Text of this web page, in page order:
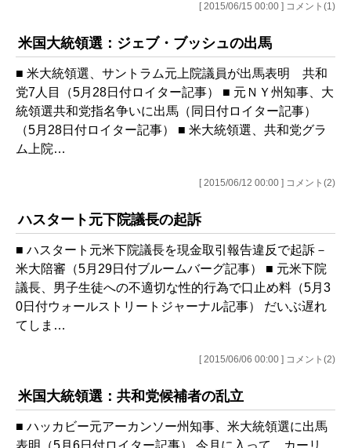
[ 2015/06/15 00:00 ] コメント(1)
米国大統領選：ジェブ・ブッシュの出馬
■ 米大統領選、サントラム元上院議員が出馬表明 共和
党7人目（5月28日付ロイター記事） ■ 元ＮＹ州知事、大
統領選共和党指名争いに出馬（同日付ロイター記事）
（5月28日付ロイター記事） ■ 米大統領選、共和党グラ
ム上院…
[ 2015/06/12 00:00 ] コメント(2)
ハスタート元下院議長の起訴
■ ハスタート元米下院議長を現金取引報告違反で起訴－
米大陪審（5月29日付ブルームバーグ記事） ■ 元米下院
議長、男子生徒への不適切な性的行為で口止め料（5月3
0日付ウォールストリートジャーナル記事） だいぶ遅れ
てしま…
[ 2015/06/06 00:00 ] コメント(2)
米国大統領選：共和党候補者の乱立
■ ハッカビー元アーカンソー州知事、米大統領選に出馬
表明（5月6日付ロイター記事） 今月に入って、カーリ